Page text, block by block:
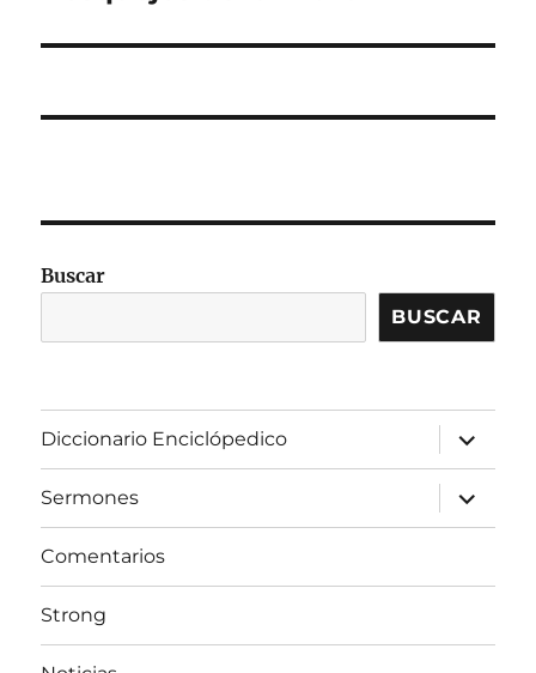
Buscar
BUSCAR
Diccionario Enciclópedico
expandir
el
menú
inferior
Sermones
expandir
el
menú
Comentarios
Strong